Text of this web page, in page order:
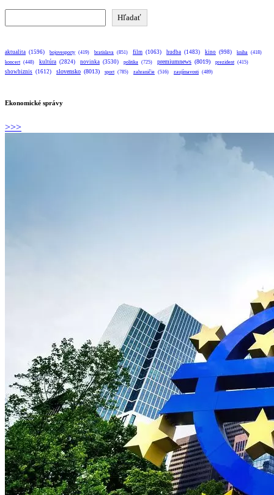
Hľadať
aktualita (1596) bojovesporty (419) bratislava (851) film (1063) hudba (1483) kino (998) kniha (418)
koncert (448) kultúra (2824) novinka (3530) politika (725) premiumnews (8019) prezident (415)
showbiznis (1612) slovensko (8013) sport (785) zahraničie (516) zaujímavosti (489)
Ekonomické správy
>>>